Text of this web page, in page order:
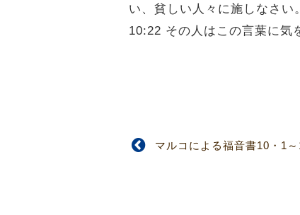
い、貧しい人々に施しなさい
10:22 その人はこの言葉に気
マルコによる福音書10・1